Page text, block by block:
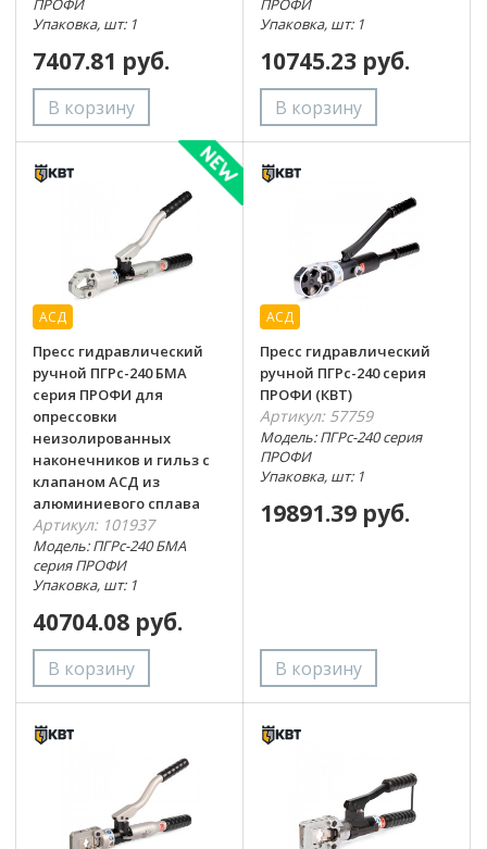
Упаковка, шт: 1
7407.81 руб.
Упаковка, шт: 1
10745.23 руб.
АСД
Пресс гидравлический
ручной ПГРс-240 БМА
серия ПРОФИ для
опрессовки
неизолированных
наконечников и гильз с
клапаном АСД из
алюминиевого сплава
Артикул: 101937
Модель: ПГРс-240 БМА
серия ПРОФИ
Упаковка, шт: 1
40704.08 руб.
АСД
Пресс гидравлический
ручной ПГРс-240 серия
ПРОФИ (КВТ)
Артикул: 57759
Модель: ПГРс-240 серия
ПРОФИ
Упаковка, шт: 1
19891.39 руб.